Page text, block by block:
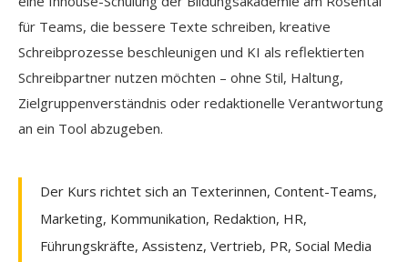
für Teams, die bessere Texte schreiben, kreative
Schreibprozesse beschleunigen und KI als reflektierten
Schreibpartner nutzen möchten – ohne Stil, Haltung,
Zielgruppenverständnis oder redaktionelle Verantwortung
an ein Tool abzugeben.
Der Kurs richtet sich an Texterinnen, Content-Teams,
Marketing, Kommunikation, Redaktion, HR,
Führungskräfte, Assistenz, Vertrieb, PR, Social Media